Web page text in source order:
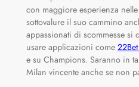
con maggiore esperienza
sottovalure il suo cammino
appassionati di scommesse si
usare applicazioni come
e su Champions. Saranno in
Milan vincente anche se non